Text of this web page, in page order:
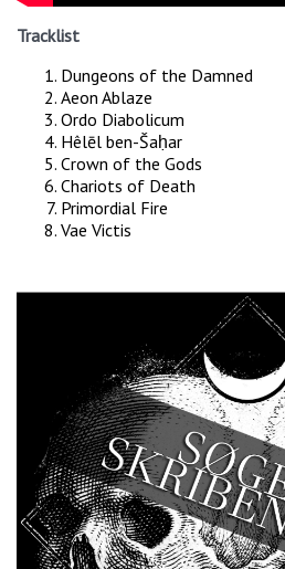
Tracklist
Dungeons of the Damned
Aeon Ablaze
Ordo Diabolicum
Hêlēl ben-Šaḥar
Crown of the Gods
Chariots of Death
Primordial Fire
Vae Victis